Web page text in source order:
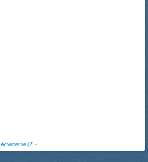
Advertentie (?)-